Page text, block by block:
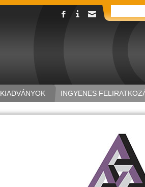
INGYENES
KIADVÁNYOK